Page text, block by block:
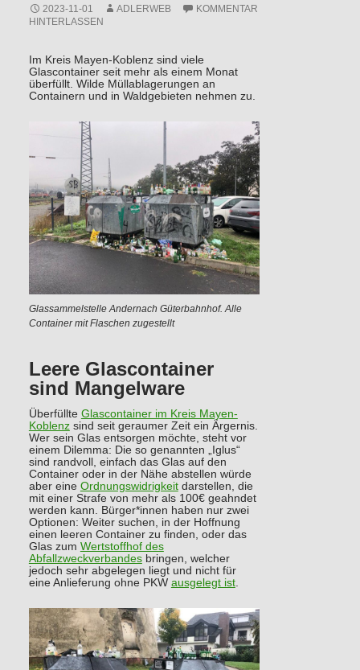
2023-11-01 ADLERWEB
KOMMENTAR
HINTERLASSEN
Im Kreis Mayen-Koblenz sind viele
Glascontainer seit mehr als einem Monat
überfüllt. Wilde Müllablagerungen an
Containern und in Waldgebieten nehmen zu.
Glassammelstelle Andernach Güterbahnhof. Alle
Container mit Flaschen zugestellt
Leere Glascontainer
sind Mangelware
Überfüllte Glascontainer im Kreis Mayen-
Koblenzsind seit geraumer Zeit ein Ärgernis.
Wer sein Glas entsorgen möchte, steht vor
einem Dilemma: Die so genannten „Iglus“
sind randvoll, einfach das Glas auf den
Container oder in der Nähe abstellen würde
aber eine Ordnungswidrigkeitdarstellen, die
mit einer Strafe von mehr als 100€ geahndet
werden kann. Bürger*innen haben nur zwei
Optionen: Weiter suchen, in der Hoffnung
einen leeren Container zu finden, oder das
Glas zum Wertstoffhof des
Abfallzweckverbandesbringen, welcher
jedoch sehr abgelegen liegt und nicht für
eine Anlieferung ohne PKW ausgelegt ist.